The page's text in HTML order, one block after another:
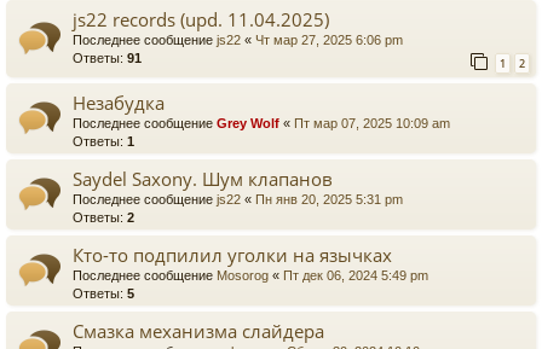
js22 records (upd. 11.04.2025)
Последнее сообщение js22 « Чт мар 27, 2025 6:06 pm
Ответы: 91 1 2
Незабудка
Последнее сообщение Grey Wolf « Пт мар 07, 2025 10:09 am
Ответы: 1
Saydel Saxony. Шум клапанов
Последнее сообщение js22 « Пн янв 20, 2025 5:31 pm
Ответы: 2
Кто-то подпилил уголки на язычках
Последнее сообщение Mosorog « Пт дек 06, 2024 5:49 pm
Ответы: 5
Смазка механизма слайдера